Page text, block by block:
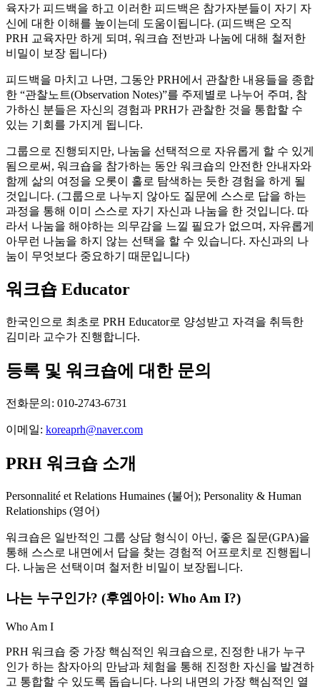
육자가 피드백을 하고 이러한 피드백은 참가자분들이 자기 자
신에 대한 이해를 높이는데 도움이됩니다. (피드백은 오직
PRH 교육자만 하게 되며, 워크숍 전반과 나눔에 대해 철저한
비밀이 보장 됩니다)
피드백을 마치고 나면, 그동안 PRH에서 관찰한 내용들을 종합
한 “관찰노트(Observation Notes)”를 주제별로 나누어 주며, 참
가하신 분들은 자신의 경험과 PRH가 관찰한 것을 통합할 수
있는 기회를 가지게 됩니다.
그룹으로 진행되지만, 나눔을 선택적으로 자유롭게 할 수 있게
됨으로써, 워크숍을 참가하는 동안 워크숍의 안전한 안내자와
함께 삶의 여정을 오롯이 홀로 탐색하는 듯한 경험을 하게 될
것입니다. (그룹으로 나누지 않아도 질문에 스스로 답을 하는
과정을 통해 이미 스스로 자기 자신과 나눔을 한 것입니다. 따
라서 나눔을 해야하는 의무감을 느낄 필요가 없으며, 자유롭게
아무런 나눔을 하지 않는 선택을 할 수 있습니다. 자신과의 나
눔이 무엇보다 중요하기 때문입니다)
워크숍 Educator
한국인으로 최초로 PRH Educator로 양성받고 자격을 취득한
김미라 교수가 진행합니다.
등록 및 워크숍에 대한 문의
전화문의: 010-2743-6731
이메일: koreaprh@naver.com
PRH 워크숍 소개
Personnalité et Relations Humaines (불어); Personality & Human
Relationships (영어)
워크숍은 일반적인 그룹 상담 형식이 아닌, 좋은 질문(GPA)을
통해 스스로 내면에서 답을 찾는 경험적 어프로치로 진행됩니
다. 나눔은 선택이며 철저한 비밀이 보장됩니다.
나는 누구인가? (후엠아이: Who Am I?)
Who Am I
PRH 워크숍 중 가장 핵심적인 워크숍으로, 진정한 내가 누구
인가 하는 참자아의 만남과 체험을 통해 진정한 자신을 발견하
고 통합할 수 있도록 돕습니다. 나의 내면의 가장 핵심적인 열